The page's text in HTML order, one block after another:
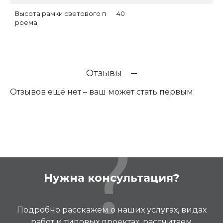
Высота рамки светового п
роема
40
Отзывы
Отзывов ещё нет – ваш может стать первым
Нужна консультация?
Подробно расскажем о наших услугах, видах